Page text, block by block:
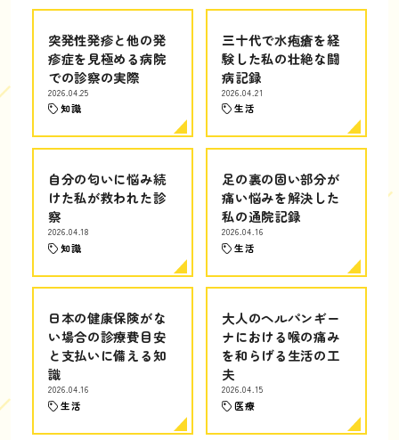
突発性発疹と他の発
疹症を見極める病院
での診察の実際
2026.04.25
知識
三十代で水疱瘡を経
験した私の壮絶な闘
病記録
2026.04.21
生活
自分の匂いに悩み続
けた私が救われた診
察
2026.04.18
知識
足の裏の固い部分が
痛い悩みを解決した
私の通院記録
2026.04.16
生活
日本の健康保険がな
い場合の診療費目安
と支払いに備える知
識
2026.04.16
生活
大人のヘルパンギー
ナにおける喉の痛み
を和らげる生活の工
夫
2026.04.15
医療